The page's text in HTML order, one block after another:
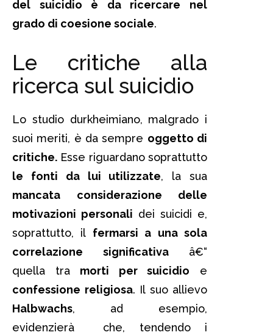
del suicidio è da ricercare nel
grado di coesione sociale.
Le critiche alla
ricerca sul suicidio
Lo studio durkheimiano, malgrado i
suoi meriti, è da sempre oggetto di
critiche. Esse riguardano soprattutto
le fonti da lui utilizzate, la sua
mancata considerazione delle
motivazioni personali dei suicidi e,
soprattutto, il fermarsi a una sola
correlazione significativaâ€“
quella tra morti per suicidio e
confessione religiosa. Il suo allievo
Halbwachs, ad esempio,
evidenzierà che, tendendo i